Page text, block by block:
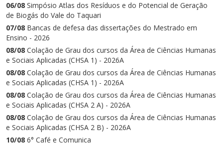
06/08 Simpósio Atlas dos Resíduos e do Potencial de Geração
de Biogás do Vale do Taquari
07/08 Bancas de defesa das dissertações do Mestrado em
Ensino - 2026
08/08 Colação de Grau dos cursos da Área de Ciências Humanas
e Sociais Aplicadas (CHSA 1) - 2026A
08/08 Colação de Grau dos cursos da Área de Ciências Humanas
e Sociais Aplicadas (CHSA 1) - 2026A
08/08 Colação de Grau dos cursos da Área de Ciências Humanas
e Sociais Aplicadas (CHSA 2 A) - 2026A
08/08 Colação de Grau dos cursos da Área de Ciências Humanas
e Sociais Aplicadas (CHSA 2 B) - 2026A
10/08 6° Café e Comunica